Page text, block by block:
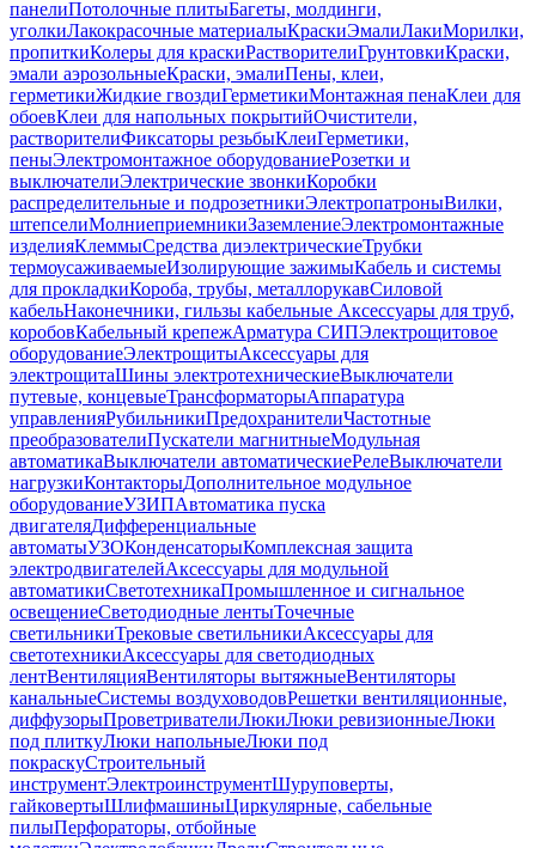
панелиПотолочные плитыБагеты, молдинги,
уголкиЛакокрасочные материалыКраскиЭмалиЛакиМорилки,
пропиткиКолеры для краскиРастворителиГрунтовкиКраски,
эмали аэрозольныеКраски, эмалиПены, клеи,
герметикиЖидкие гвоздиГерметикиМонтажная пенаКлеи для
обоевКлеи для напольных покрытийОчистители,
растворителиФиксаторы резьбыКлеиГерметики,
пеныЭлектромонтажное оборудованиеРозетки и
выключателиЭлектрические звонкиКоробки
распределительные и подрозетникиЭлектропатроныВилки,
штепселиМолниеприемникиЗаземлениеЭлектромонтажные
изделияКлеммыСредства диэлектрическиеТрубки
термоусаживаемыеИзолирующие зажимыКабель и системы
для прокладкиКороба, трубы, металлорукавСиловой
кабельНаконечники, гильзы кабельные Аксессуары для труб,
коробовКабельный крепежАрматура СИПЭлектрощитовое
оборудованиеЭлектрощитыАксессуары для
электрощитаШины электротехническиеВыключатели
путевые, концевыеТрансформаторыАппаратура
управленияРубильникиПредохранителиЧастотные
преобразователиПускатели магнитныеМодульная
автоматикаВыключатели автоматическиеРелеВыключатели
нагрузкиКонтакторыДополнительное модульное
оборудованиеУЗИПАвтоматика пуска
двигателяДифференциальные
автоматыУЗОКонденсаторыКомплексная защита
электродвигателейАксессуары для модульной
автоматикиСветотехникаПромышленное и сигнальное
освещениеСветодиодные лентыТочечные
светильникиТрековые светильникиАксессуары для
светотехникиАксессуары для светодиодных
лентВентиляцияВентиляторы вытяжныеВентиляторы
канальныеСистемы воздуховодовРешетки вентиляционные,
диффузорыПроветривателиЛюкиЛюки ревизионныеЛюки
под плиткуЛюки напольныеЛюки под
покраскуСтроительный
инструментЭлектроинструментШуруповерты,
гайковертыШлифмашиныЦиркулярные, сабельные
пилыПерфораторы, отбойные